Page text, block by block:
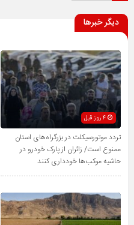
دیگر خبرها
4 روز قبل
تردد موتورسیکلت در بزرگراه‌های استان
ممنوع است/ زائران از پارک خودرو در
حاشیه موکب‌ها خودداری کنند